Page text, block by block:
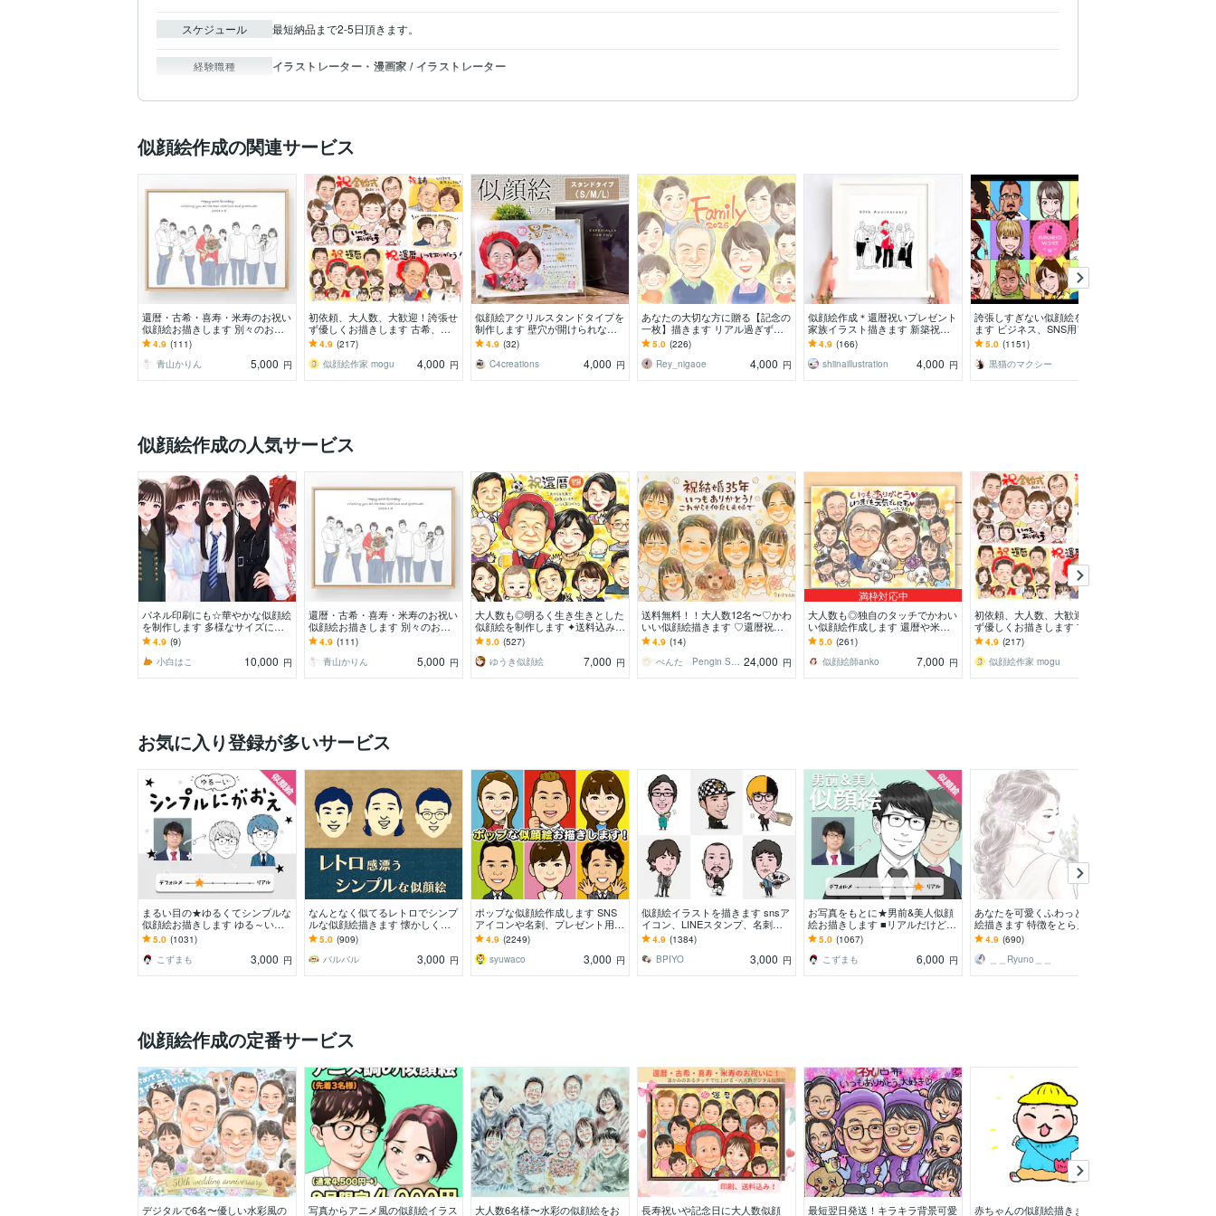
スケジュール 最短納品まで2-5日頂きます。
経験職種 イラストレーター・漫画家 / イラストレーター
似顔絵作成の関連サービス
還暦・古希・喜寿・米寿のお祝い
似顔絵お描きします 別々のお写
真からOK♪大切な人へ特別な記念
品を贈りませんか？
4.9 (111)
青山かりん
5,000 円
初依頼、大人数、大歓迎！誇張せ
ず優しくお描きします 古希、還
暦や敬老、父母の日、大切な家族
への想いを形にします
4.9 (217)
似顔絵作家 mogu
4,000 円
似顔絵アクリルスタンドタイプを
制作します 壁穴が開けられない
賃貸でも安心！受け手に配慮した
ギフト♪
4.9 (32)
C4creations
4,000 円
あなたの大切な方に贈る【記念の
一枚】描きます リアル過ぎず少
し可愛いテイストの似顔絵です
5.0 (226)
Rey_nigaoe
4,000 円
似顔絵作成＊還暦祝いプレゼント
家族イラスト描きます 新築祝い /
記念日プレゼント /誕生日プレゼ
ントにオススメ
4.9 (166)
shiinaillustration
4,000 円
誇張しすぎない似顔絵をお描きし
ます ビジネス、SNS用アイコ
ン、アバターなどに！
5.0 (1151)
黒猫のマクシー
似顔絵作成の人気サービス
パネル印刷にも☆華やかな似顔絵
を制作します 多様なサイズに対
応可◎大切な日の一枚に。
4.9 (9)
小白はこ
10,000 円
還暦・古希・喜寿・米寿のお祝い
似顔絵お描きします 別々のお写
真からOK♪大切な人へ特別な記念
品を贈りませんか？
4.9 (111)
青山かりん
5,000 円
大人数も◎明るく生き生きとした
似顔絵を制作します ✦送料込み✦
長寿祝い、記念日、プレゼント、
ご自宅用に♪
5.0 (527)
ゆうき似顔絵
7,000 円
送料無料！！大人数12名〜♡かわ
いい似顔絵描きます ♡還暦祝い/
記念日/古希祝い/米寿祝い/傘寿祝
い/プレゼント
4.9 (14)
ぺんた Pengin Smile 24,000 円
満枠対応中
大人数も◎独自のタッチでかわい
い似顔絵作成します 還暦や米
寿、誕生日プレゼント、結婚記念
日のお祝いに
5.0 (261)
似顔絵師anko
7,000 円
初依頼、大人数、大歓迎！誇張せ
ず優しくお描きします 古希、還
暦や敬老、父母の日、大切な家族
への想いを形にします
4.9 (217)
似顔絵作家 mogu
お気に入り登録が多いサービス
まるい目の★ゆるくてシンプルな
似顔絵お描きします ゆる～い感
じにしたい、似すぎない方が‥と
いう方にオススメ！
5.0 (1031)
こずまも
3,000 円
なんとなく似てるレトロでシンプ
ルな似顔絵描きます 懐かしくて
新しい。ほんのり昭和テイストの
やさしい似顔絵
5.0 (909)
バルバル
3,000 円
ポップな似顔絵作成します SNS
アイコンや名刺、プレゼント用に
ポップな似顔絵作成します
4.9 (2249)
syuwaco
3,000 円
似顔絵イラストを描きます snsア
イコン、LINEスタンプ、名刺な
どに活用ください！
4.9 (1384)
BPIYO
3,000 円
お写真をもとに★男前&美人似顔
絵お描きします ■リアルだけど、
お写真よりも親しみやすい印象に
5.0 (1067)
こずまも
6,000 円
あなたを可愛くふわっとした似顔
絵描きます 特徴をとらえつつ更
に素敵に仕上げます！
4.9 (690)
＿＿Ryuno＿＿
似顔絵作成の定番サービス
デジタルで6名〜優しい水彩風の
写真からアニメ風の似顔絵イラス
大人数6名様〜水彩の似顔絵をお
長寿祝いや記念日に大人数似顔
最短翌日発送！キラキラ背景可愛
赤ちゃんの似顔絵描きます 【0〜